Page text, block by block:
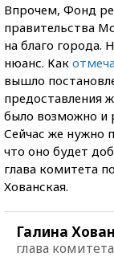
Впрочем, Фонд
правительства
на благо города.
нюанс. Как
вышло
предоставления
было возможно и
Сейчас же нужно
что оно будет
глава комитета
Хованская.
Галина
глава